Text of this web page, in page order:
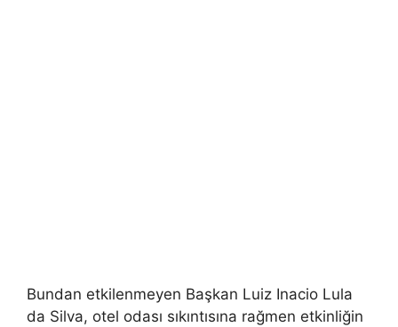
Bundan etkilenmeyen Başkan Luiz Inacio Lula
da Silva, otel odası sıkıntısına rağmen etkinliğin